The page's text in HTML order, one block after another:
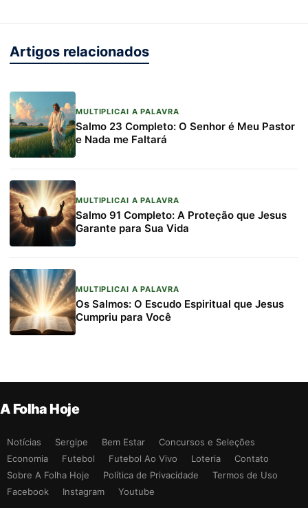
Artigos relacionados
MULTIPLICAI A PALAVRA
Salmo 23 Completo: O Senhor é Meu Pastor
e Nada me Faltará
MULTIPLICAI A PALAVRA
Salmo 91 Completo: A Proteção que Jesus
Garante para Sua Vida
MULTIPLICAI A PALAVRA
Os Salmos: O Escudo Espiritual que Jesus
Cumpriu para Você
A Folha Hoje
Notícias Sergipe Bem Estar
Concursos e Seleções
Economia
Futebol Futebol Ao Vivo Loteria
Contato
Sobre A Folha Hoje
Política de Privacidade
Termos de Uso
Facebook
Instagram Youtube